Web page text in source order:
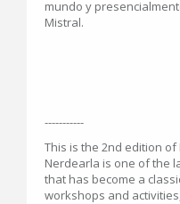
mundo y
Mistral.
-----------
This is the 2nd edition
Nerdearla is one of the
that has become a
workshops and